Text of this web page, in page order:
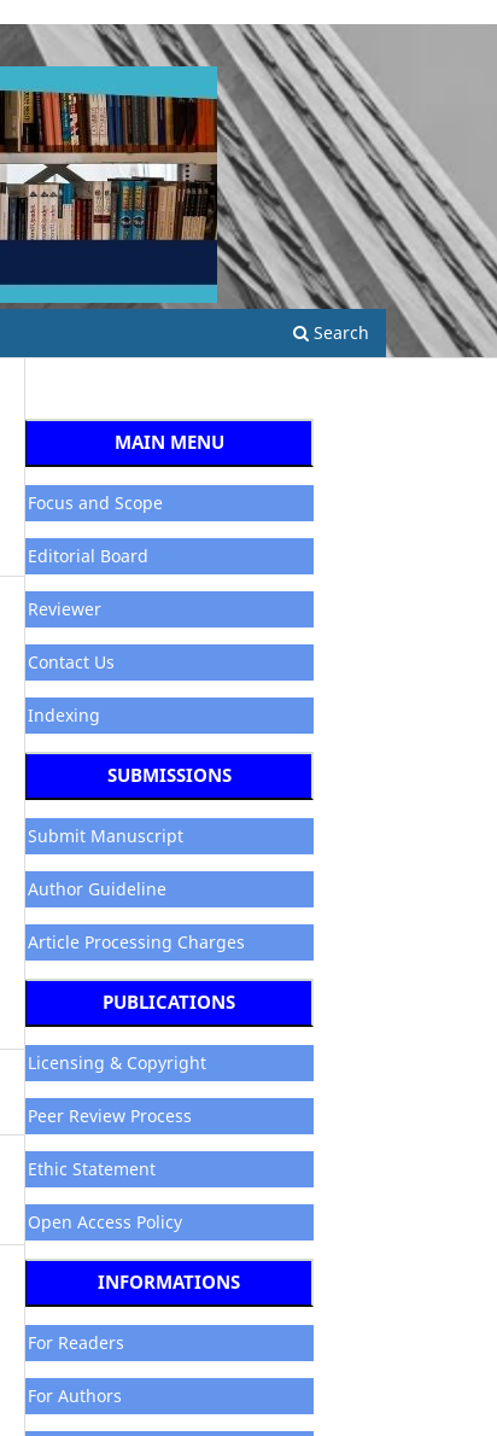
Search
MAIN MENU
Focus and Scope
Editorial Board
Reviewer
Contact Us
Indexing
SUBMISSIONS
Submit Manuscript
Author Guideline
Article Processing Charges
PUBLICATIONS
Licensing & Copyright
Peer Review Process
Ethic Statement
Open Access Policy
INFORMATIONS
For Readers
For Authors